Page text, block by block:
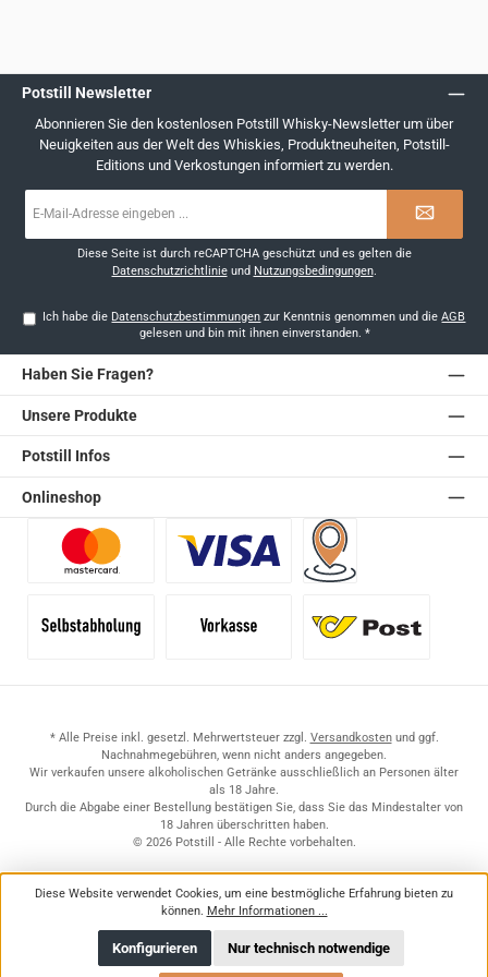
Potstill Newsletter
Abonnieren Sie den kostenlosen Potstill Whisky-Newsletter um über
Neuigkeiten aus der Welt des Whiskies, Produktneuheiten, Potstill-
Editions und Verkostungen informiert zu werden.
Mail-
Diese Seite ist durch reCAPTCHA geschützt und es gelten die
Datenschutzrichtlinieund Nutzungsbedingungen.
Ich habe die Datenschutzbestimmungen zur Kenntnis genommen und dieAGB
gelesen und bin mit ihnen einverstanden. *
Haben Sie Fragen?
Unsere Produkte
Potstill Infos
Onlineshop
* Alle Preise inkl. gesetzl. Mehrwertsteuer zzgl. Versandkostenund ggf.
Nachnahmegebühren, wenn nicht anders angegeben.
Wir verkaufen unsere alkoholischen Getränke ausschließlich an Personen älter
als 18 Jahre.
Durch die Abgabe einer Bestellung bestätigen Sie, dass Sie das Mindestalter von
18 Jahren überschritten haben.
© 2026 Potstill - Alle Rechte vorbehalten.
Diese Website verwendet Cookies, um eine bestmögliche Erfahrung bieten zu
können. Mehr Informationen ...
Nur technisch notwendige
Konfigurieren